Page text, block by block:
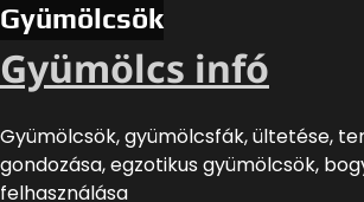
Gyümölcsök
Gyümölcs infó
Gyümölcsök, gyümölcsfák, ültetése,
gondozása, egzotikus gyümölcsök,
felhasználása